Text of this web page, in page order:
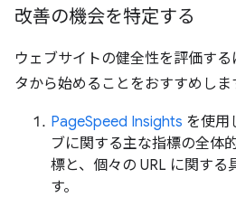
改善の機会を特定する
ウェブサイトの健全性を評価す
タから始めることをおすすめしま
PageSpeed Insights を使用
ブに関する主な指標の全体
標と、個々の URL に関する
す。